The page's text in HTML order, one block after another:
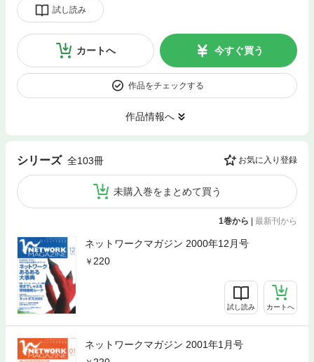
試し読み
カートへ 今すぐ買う
作品をチェックする
作品情報へ
シリーズ 全103冊 お気に入り登録
未購入巻をまとめて買う
1巻から 最新刊から
ネットワークマガジン 2000年12月号
220
試し読み カートへ
ネットワークマガジン 2001年1月号